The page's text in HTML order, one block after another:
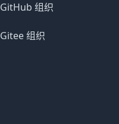
GitHub 组织
Gitee 组织